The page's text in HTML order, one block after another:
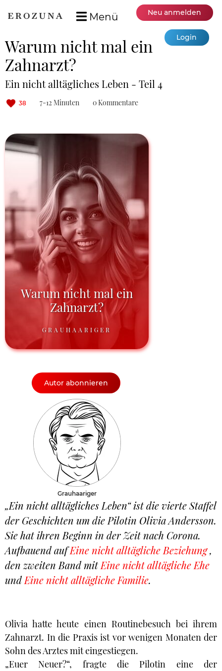
Menü Neu anmelden
Login
Warum nicht mal ein
Zahnarzt?
Ein nicht alltägliches Leben - Teil 4
38 7-12 Minuten 0 Kommentare
Warum nicht mal ein
Zahnarzt?
GRAUHAARIGER
Autor abonnieren
Grauhaariger
„Ein nicht alltägliches Leben“ ist die vierte Staffel
der Geschichten um die Pilotin Olivia Andersson.
Sie hat ihren Beginn in der Zeit nach Corona.
Aufbauend aufEine nicht alltägliche Beziehung,
den zweiten Band mitEine nicht alltägliche Ehe
undEine nicht alltägliche Familie.
Olivia hatte heute einen Routinebesuch bei ihrem
Zahnarzt. In die Praxis ist vor wenigen Monaten der
Sohn des Arztes mit eingestiegen.
„Euer Neuer?“, fragte die Pilotin eine der